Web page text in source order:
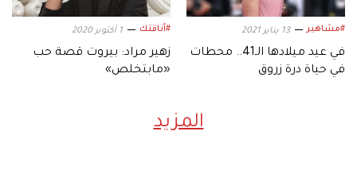
#مشاهير 13 يناير 2021
في عيد ميلادها الـ41.. محطات
في حياة درة زروق
#أناقتك 1 أكتوبر 2020
زهير مراد: بيروت قصة حب
«مابتخلص»
المزيد